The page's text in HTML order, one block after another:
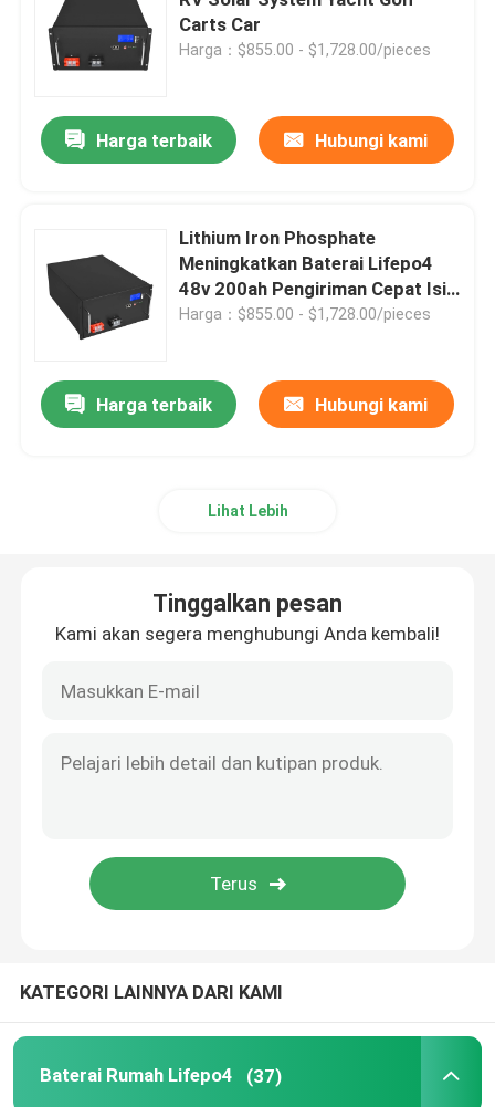
Baterai Lifepo4 tahan air
Powerwall Baterai Lifepo4
Baterai Tenaga Surya Lifepo4
Baterai RV Lifepo4
Baterai isi ulang LiFePo4
Carts Car
Harga：$855.00 - $1,728.00/pieces
Harga terbaik Hubungi kami
Lithium Iron Phosphate
Meningkatkan Baterai Lifepo4
48v 200ah Pengiriman Cepat Isi
Ulang Otomatis
Harga：$855.00 - $1,728.00/pieces
Harga terbaik Hubungi kami
Lihat Lebih
Tinggalkan pesan
Kami akan segera menghubungi Anda kembali!
KATEGORI LAINNYA DARI KAMI
Baterai Rumah Lifepo4 (37)